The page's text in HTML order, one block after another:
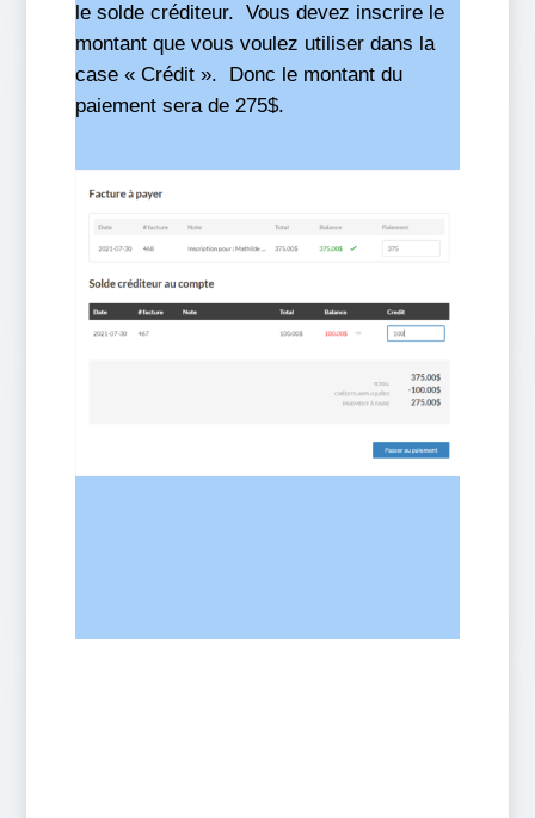
le solde créditeur. Vous devez inscrire le
montant que vous voulez utiliser dans la
case « Crédit ». Donc le montant du
paiement sera de 275$.